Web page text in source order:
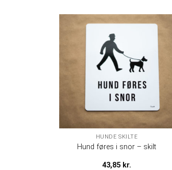
HUNDE SKILTE
Hund føres i snor – skilt
43,85 kr.